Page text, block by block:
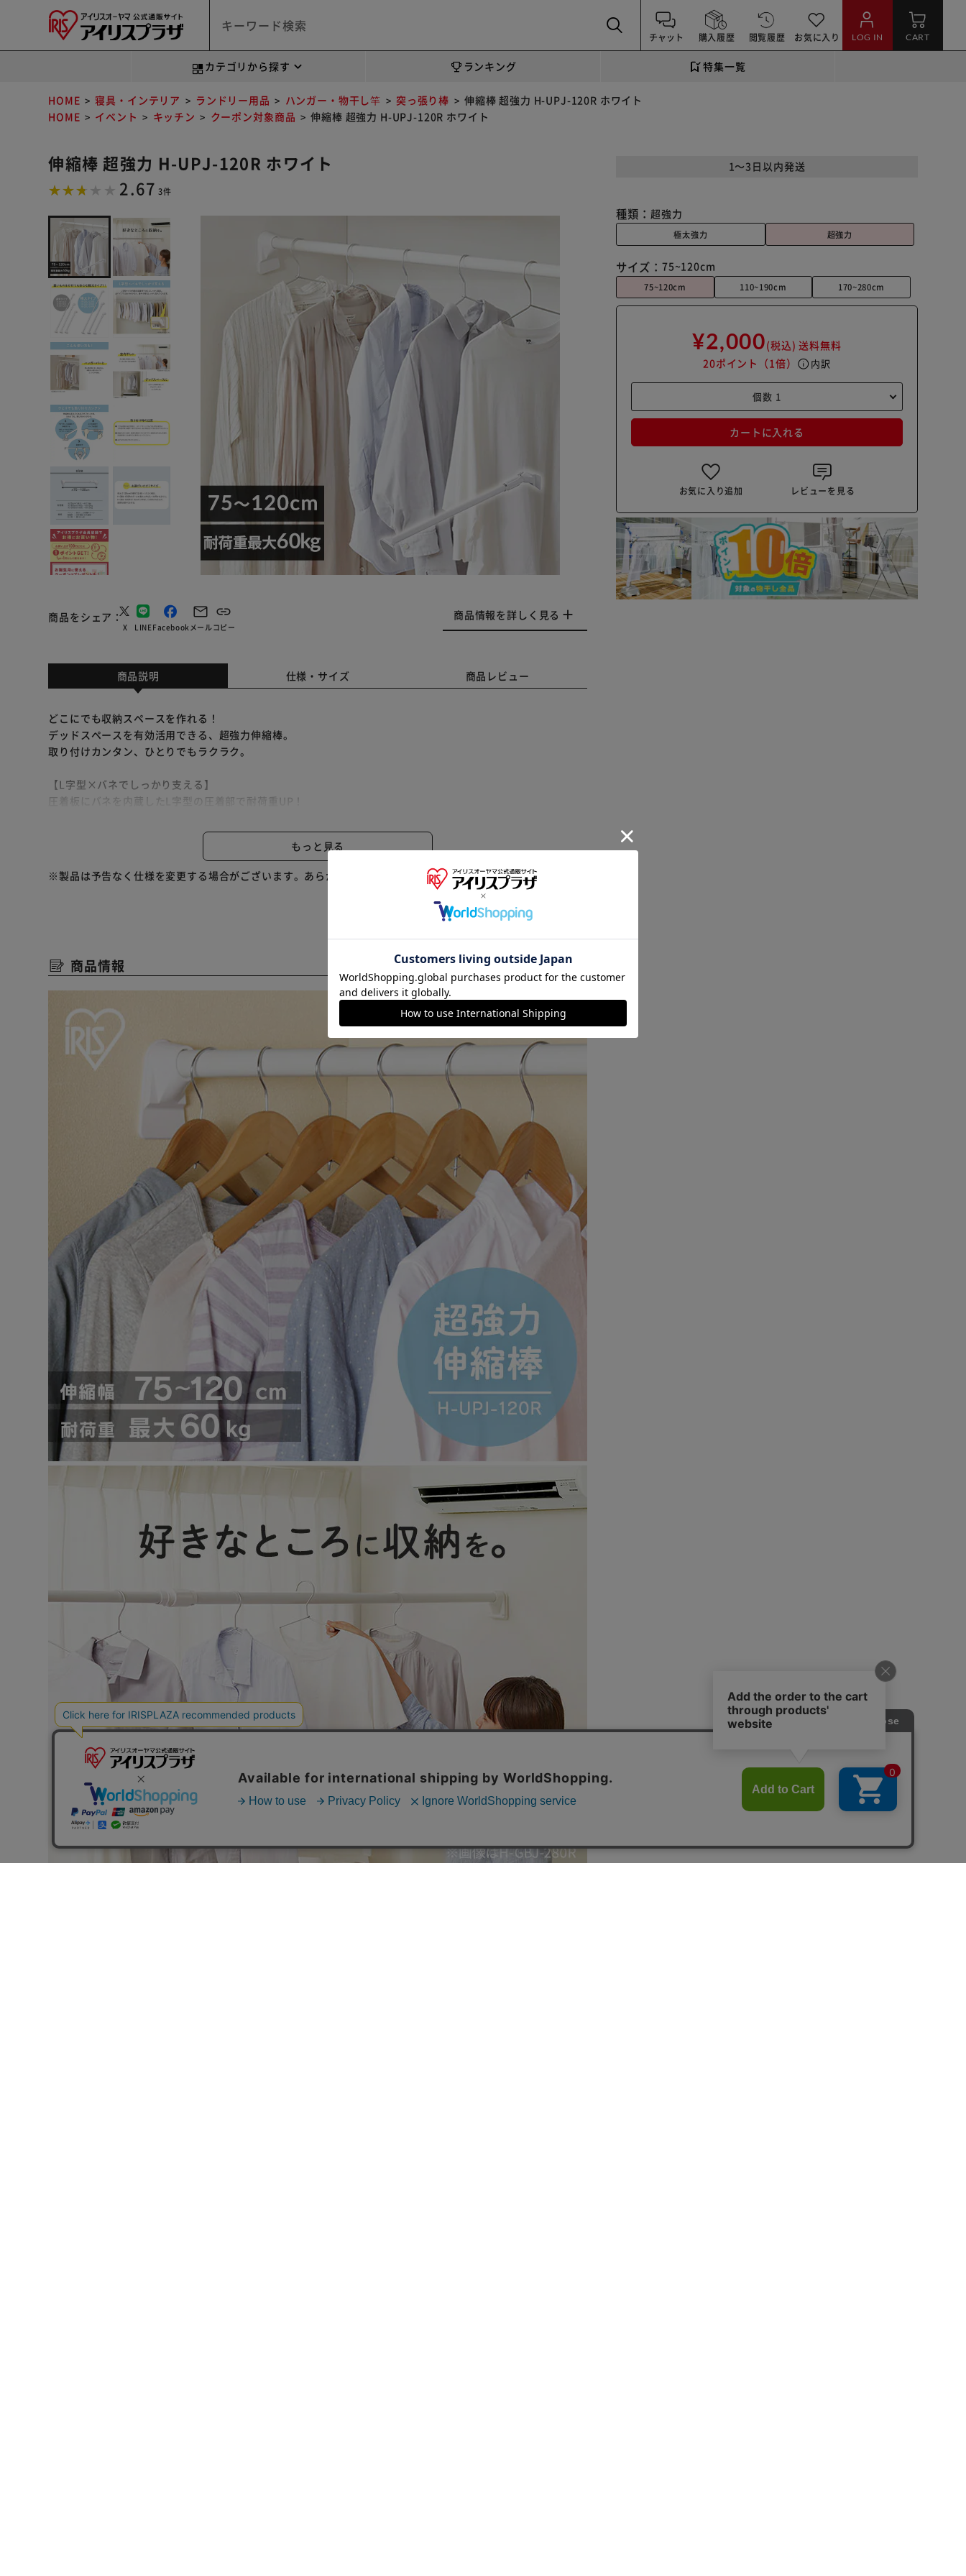
チャット 購入履歴 閲覧履歴 お気に入り LOG IN CART
カテゴリから探す ランキング 特集一覧
HOME 寝具・インテリア ランドリー用品 ハンガー・物干し竿 突っ張り棒
伸縮棒 超強力 H-UPJ-120R ホワイト
HOME
イベント キッチン クーポン対象商品 伸縮棒 超強力 H-UPJ-120R ホワイト
伸縮棒 超強力 H-UPJ-120R ホワイト
2.67 3件
商品をシェア
X LINEFacebook メールコピー
商品情報を詳しく見る
1～3日以内発送
種類： 超強力
極太強力 超強力
サイズ： 75~120cm
75~120cm 110~190cm 170~280cm
¥2,000(税込) 送料無料
20ポイント （1倍） info 内訳
カートに入れる
お気に入り追加 レビューを見る
商品説明 仕様・サイズ 商品レビュー
どこにでも収納スペースを作れる！
デッドスペースを有効活用できる、超強力伸縮棒。
取り付けカンタン、ひとりでもラクラク。
【L字型×バネでしっかり支える】
圧着板にバネを内蔵したL字型の圧着部で耐荷重UP！
ひとりでも取り付けラクラク。
1．アダプターを設置して伸縮させる。（伸縮しない側の圧着板アダプターに乗せる。）
・ハンガーラックに：壁と壁の間に突っ張るだけ。洋服も小物まとめてコンパクト収納。
・室内干しに：雨、花粉、防犯など。外に干したくない時の味方！
・デッドスペースに：収納が欲しいけどスペースが足りない…という方に。
もっと見る
※製品は予告なく仕様を変更する場合がございます。あらかじめご了承ください。
商品情報
※ご確認ください